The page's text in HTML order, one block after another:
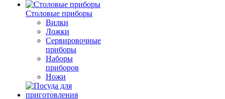
Столовые приборы
Вилки
Ложки
Сервировочные
приборы
Наборы
приборов
Ножи